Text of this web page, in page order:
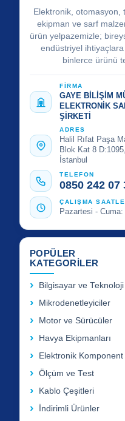
Elektronik, otomasyon,
ekipman ve sarf
ürün yelpazemizle;
endüstriyel
binlerce ürünü
FİRMA
GAYE BİLİŞİM
ELEKTRONİK
ŞİRKETİ
ADRES
Halil Rıfat Paşa
Blok Kat 8
İstanbul
TELEFON
0850 242 07
ÇALIŞMA
Pazartesi -
POPÜLER
KATEGORİLER
Bilgisayar ve Teknoloji
Mikrodenetleyiciler
Motor ve Sürücüler
Havya Ekipmanları
Elektronik Komponent
Ölçüm ve Test
Kablo Çeşitleri
İndirimli Ürünler